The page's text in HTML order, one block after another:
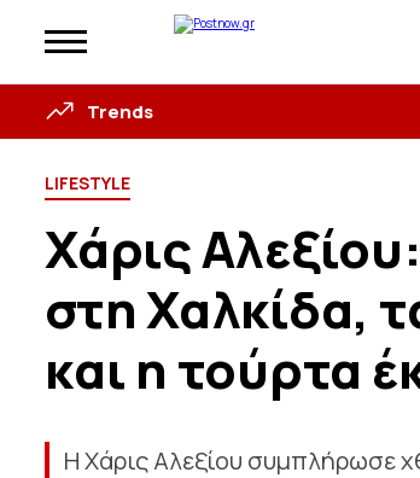
Trends
LIFESTYLE
Χάρις
στη Χαλκίδα,
και η τούρτα
Η Χάρις Αλεξίου συμπλήρωσε